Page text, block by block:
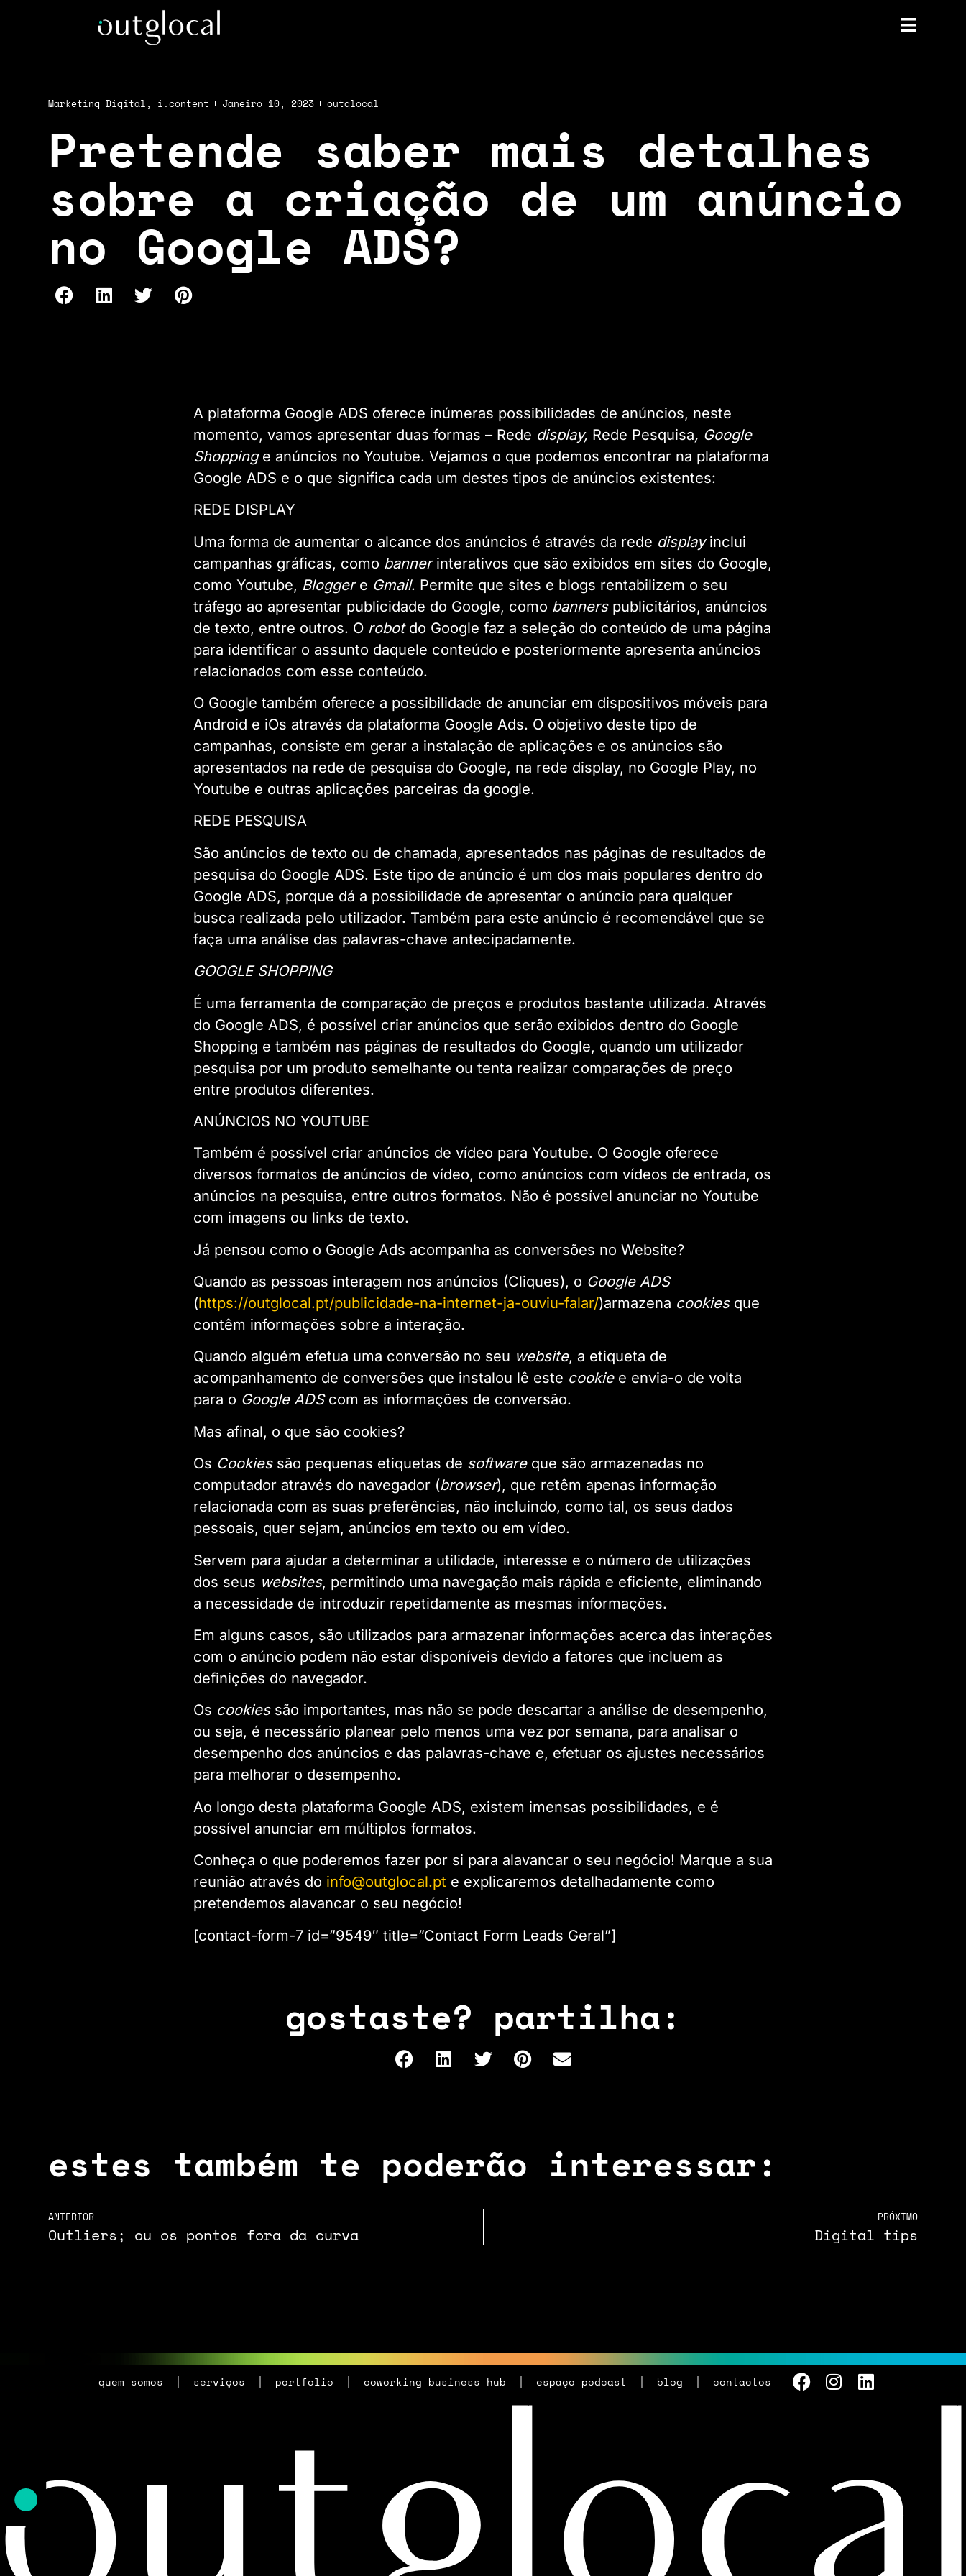
Marketing Digital , i.content Janeiro 10, 2023 outglocal
Pretende saber mais detalhes
sobre a criação de um anúncio
no Google ADS?
A plataforma Google ADS oferece inúmeras possibilidades de anúncios, neste
momento, vamos apresentar duas formas – Rede display, Rede Pesquisa, Google
Shoppinge anúncios no Youtube. Vejamos o que podemos encontrar na plataforma
Google ADS e o que significa cada um destes tipos de anúncios existentes:
REDE DISPLAY
Uma forma de aumentar o alcance dos anúncios é através da rede displayinclui
campanhas gráficas, como bannerinterativos que são exibidos em sites do Google,
como Youtube, Bloggere Gmail. Permite que sites e blogs rentabilizem o seu
tráfego ao apresentar publicidade do Google, como banners publicitários, anúncios
de texto, entre outros. O robotdo Google faz a seleção do conteúdo de uma página
para identificar o assunto daquele conteúdo e posteriormente apresenta anúncios
relacionados com esse conteúdo.
O Google também oferece a possibilidade de anunciar em dispositivos móveis para
Android e iOs através da plataforma Google Ads. O objetivo deste tipo de
campanhas, consiste em gerar a instalação de aplicações e os anúncios são
apresentados na rede de pesquisa do Google, na rede display, no Google Play, no
Youtube e outras aplicações parceiras da google.
REDE PESQUISA
São anúncios de texto ou de chamada, apresentados nas páginas de resultados de
pesquisa do Google ADS. Este tipo de anúncio é um dos mais populares dentro do
Google ADS, porque dá a possibilidade de apresentar o anúncio para qualquer
busca realizada pelo utilizador. Também para este anúncio é recomendável que se
faça uma análise das palavras-chave antecipadamente.
GOOGLE SHOPPING
É uma ferramenta de comparação de preços e produtos bastante utilizada. Através
do Google ADS, é possível criar anúncios que serão exibidos dentro do Google
Shopping e também nas páginas de resultados do Google, quando um utilizador
pesquisa por um produto semelhante ou tenta realizar comparações de preço
entre produtos diferentes.
ANÚNCIOS NO YOUTUBE
Também é possível criar anúncios de vídeo para Youtube. O Google oferece
diversos formatos de anúncios de vídeo, como anúncios com vídeos de entrada, os
anúncios na pesquisa, entre outros formatos. Não é possível anunciar no Youtube
com imagens ou links de texto.
Já pensou como o Google Ads acompanha as conversões no Website?
Quando as pessoas interagem nos anúncios (Cliques), o Google ADS
(https://outglocal.pt/publicidade-na-internet-ja-ouviu-falar/)armazena cookiesque
contêm informações sobre a interação.
Quando alguém efetua uma conversão no seu website, a etiqueta de
acompanhamento de conversões que instalou lê este cookiee envia-o de volta
para o Google ADS com as informações de conversão.
Mas afinal, o que são cookies?
Os Cookies são pequenas etiquetas de softwareque são armazenadas no
computador através do navegador (browser), que retêm apenas informação
relacionada com as suas preferências, não incluindo, como tal, os seus dados
pessoais, quer sejam, anúncios em texto ou em vídeo.
Servem para ajudar a determinar a utilidade, interesse e o número de utilizações
dos seus websites, permitindo uma navegação mais rápida e eficiente, eliminando
a necessidade de introduzir repetidamente as mesmas informações.
Em alguns casos, são utilizados para armazenar informações acerca das interações
com o anúncio podem não estar disponíveis devido a fatores que incluem as
definições do navegador.
Os cookiessão importantes, mas não se pode descartar a análise de desempenho,
ou seja, é necessário planear pelo menos uma vez por semana, para analisar o
desempenho dos anúncios e das palavras-chave e, efetuar os ajustes necessários
para melhorar o desempenho.
Ao longo desta plataforma Google ADS, existem imensas possibilidades, e é
possível anunciar em múltiplos formatos.
Conheça o que poderemos fazer por si para alavancar o seu negócio! Marque a sua
reunião através do info@outglocal.pt e explicaremos detalhadamente como
pretendemos alavancar o seu negócio!
[contact-form-7 id=”9549″ title=”Contact Form Leads Geral”]
gostaste? partilha:
estes também te poderão interessar:
ANTERIOR
Outliers; ou os pontos fora da curva
PRÓXIMO
Digital tips
quem somos serviços portfolio coworking business hub espaço podcast blog contactos